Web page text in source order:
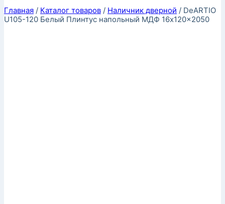
Главная / Каталог товаров / Наличник дверной / DeARTIO
U105-120 Белый Плинтус напольный МДФ 16x120x2050